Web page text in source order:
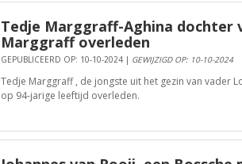
Tedje Marggraff-Aghina dochter
Marggraff overleden
GEPUBLICEERD OP: 10-10-2024 | GEWIJZIGD OP: 10-10-2024
Tedje Marggraff , de jongste uit het gezin van vader
op 94-jarige leeftijd overleden.